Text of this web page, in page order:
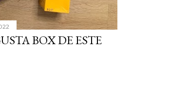
BOX DE ESTE